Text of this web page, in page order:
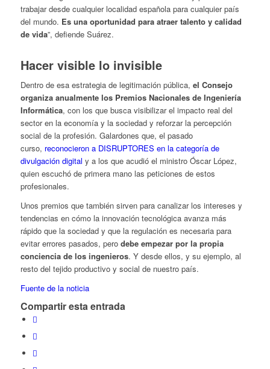
trabajar desde cualquier localidad española para cualquier país
del mundo. Es una oportunidad para atraer talento y calidad
de vida”, defiende Suárez.
Hacer visible lo invisible
Dentro de esa estrategia de legitimación pública, el Consejo
organiza anualmente los Premios Nacionales de Ingeniería
Informática, con los que busca visibilizar el impacto real del
sector en la economía y la sociedad y reforzar la percepción
social de la profesión. Galardones que, el pasado
curso, reconocieron a DISRUPTORES en la categoría de
divulgación digital y a los que acudió el ministro Óscar López,
quien escuchó de primera mano las peticiones de estos
profesionales.
Unos premios que también sirven para canalizar los intereses y
tendencias en cómo la innovación tecnológica avanza más
rápido que la sociedad y que la regulación es necesaria para
evitar errores pasados, perodebe empezar por la propia
conciencia de los ingenieros. Y desde ellos, y su ejemplo, al
resto del tejido productivo y social de nuestro país.
Fuente de la noticia
Compartir esta entrada